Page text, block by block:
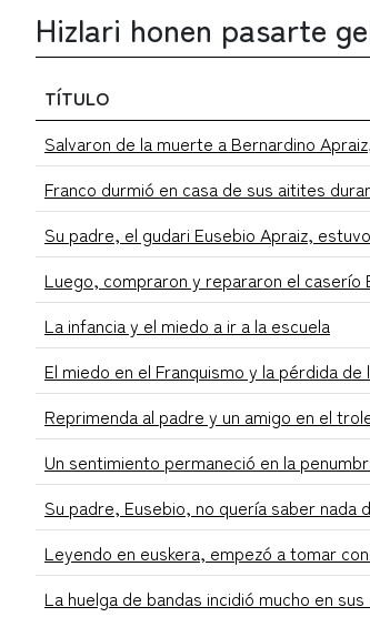
Hizlari honen pasarte
TÍTULO
Salvaron de la muerte a Bernardino
Franco durmió en casa de sus aitites
Su padre, el gudari Eusebio Apraiz,
Luego, compraron y repararon el
La infancia y el miedo a ir a la escuela
El miedo en el Franquismo y la pérdida
Reprimenda al padre y un amigo en el
Un sentimiento permaneció en la
Su padre, Eusebio, no quería saber nada
Leyendo en euskera, empezó a tomar
La huelga de bandas incidió mucho en